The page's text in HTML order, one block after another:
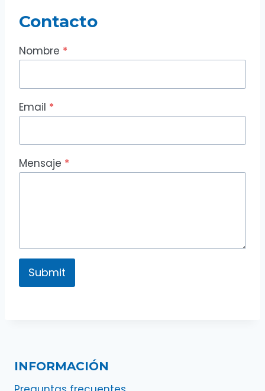
Contacto
Nombre *
Email *
Mensaje *
Submit
INFORMACIÓN